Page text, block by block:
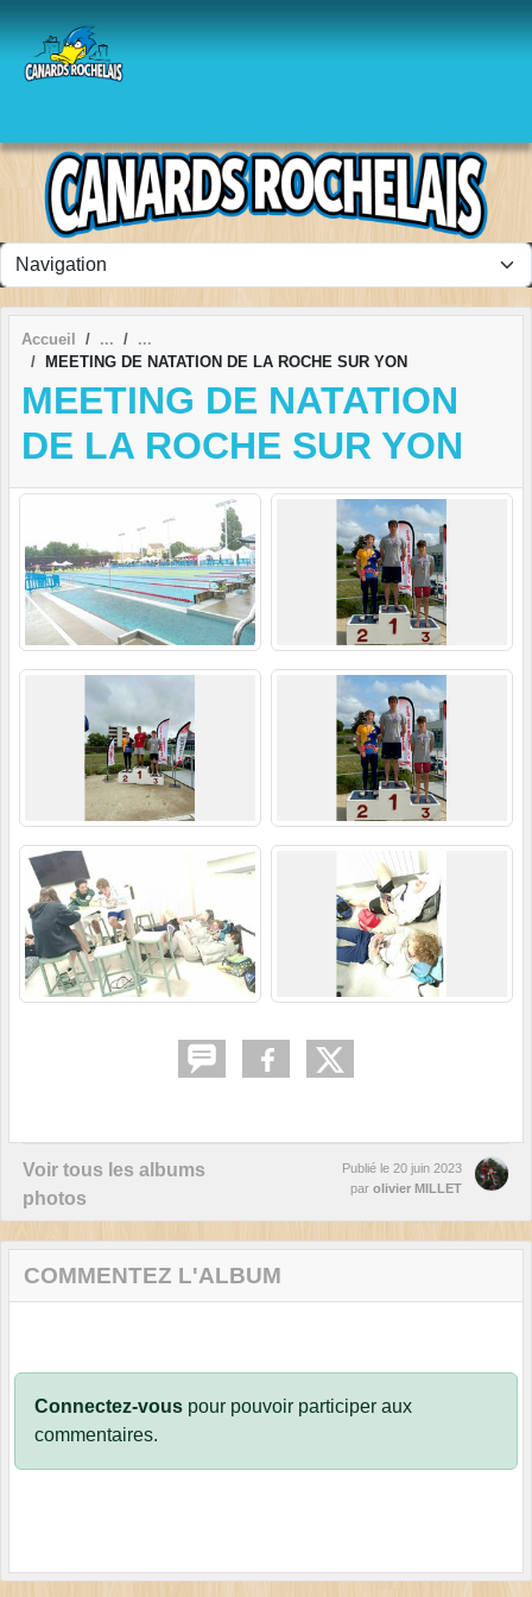
Accueil
MEETING DE NATATION DE LA ROCHE SUR YON
MEETING DE NATATION
DE LA ROCHE SUR YON
Voir tous les albums
photos
Publié le 20 juin 2023
par olivier MILLET
COMMENTEZ L'ALBUM
Connectez-vous pour pouvoir participer aux
commentaires.